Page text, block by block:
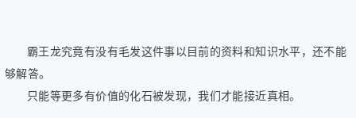
霸王龙究竟有没有毛发这件事以目前的资料和知识水平，还不能
够解答。
只能等更多有价值的化石被发现，我们才能接近真相。